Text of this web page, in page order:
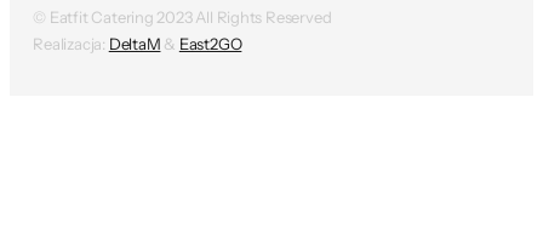
© Eatfit Catering 2023 All Rights Reserved
Realizacja: DeltaM & East2GO